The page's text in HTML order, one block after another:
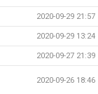
2020-09-29 21:57
2020-09-29 13:24
2020-09-27 21:39
2020-09-26 18:46